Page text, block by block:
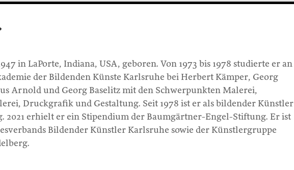
in LaPorte, Indiana, USA, geboren. Von 1973 bis 1978 studierte er an
der Bildenden Künste Karlsruhe bei Herbert Kämper, Georg
Arnold und Georg Baselitz mit den Schwerpunkten Malerei,
Druckgrafik und Gestaltung. Seit 1978 ist er als bildender Künstler
2021 erhielt er ein Stipendium der Baumgärtner-Engel-Stiftung. Er ist
Bildender Künstler Karlsruhe sowie der Künstlergruppe